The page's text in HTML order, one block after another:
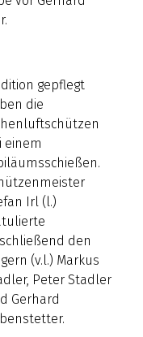
gepflegt
die
einem
Irl (l.)
den
(v.l.) Markus
Peter Stadler
Gerhard